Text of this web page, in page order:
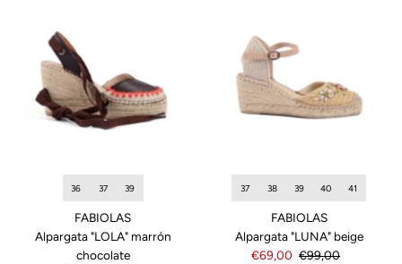
36 37 39
FABIOLAS
Alpargata "LOLA" marrón
chocolate
37 38 39 40 41
FABIOLAS
Alpargata "LUNA" beige
Precio
€69,00 Precio
€99,00